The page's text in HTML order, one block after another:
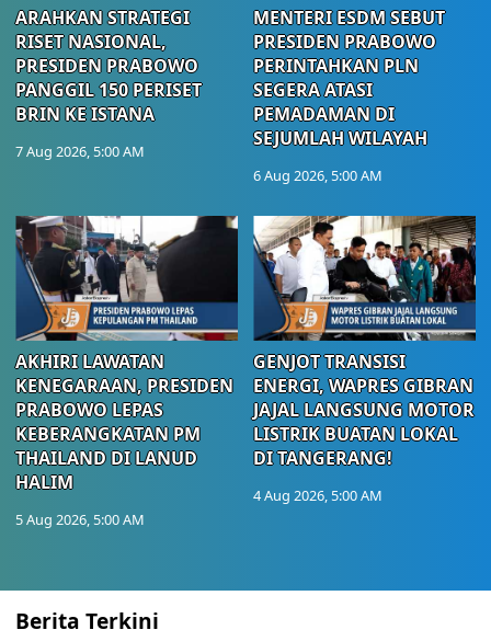
ARAHKAN STRATEGI
RISET NASIONAL,
PRESIDEN PRABOWO
PANGGIL 150 PERISET
BRIN KE ISTANA
7 Aug 2026, 5:00 AM
MENTERI ESDM SEBUT
PRESIDEN PRABOWO
PERINTAHKAN PLN
SEGERA ATASI
PEMADAMAN DI
SEJUMLAH WILAYAH
6 Aug 2026, 5:00 AM
AKHIRI LAWATAN
KENEGARAAN, PRESIDEN
PRABOWO LEPAS
KEBERANGKATAN PM
THAILAND DI LANUD
HALIM
5 Aug 2026, 5:00 AM
GENJOT TRANSISI
ENERGI, WAPRES GIBRAN
JAJAL LANGSUNG MOTOR
LISTRIK BUATAN LOKAL
DI TANGERANG!
4 Aug 2026, 5:00 AM
Berita Terkini